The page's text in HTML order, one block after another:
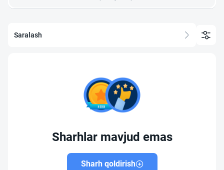
Saralash
Sharhlar mavjud emas
Sharh qoldirish